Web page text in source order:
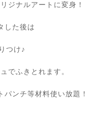
ジナルアートに変身！
した後は
つけ♪
でふきとれます。
ンチ等材料使い放題！